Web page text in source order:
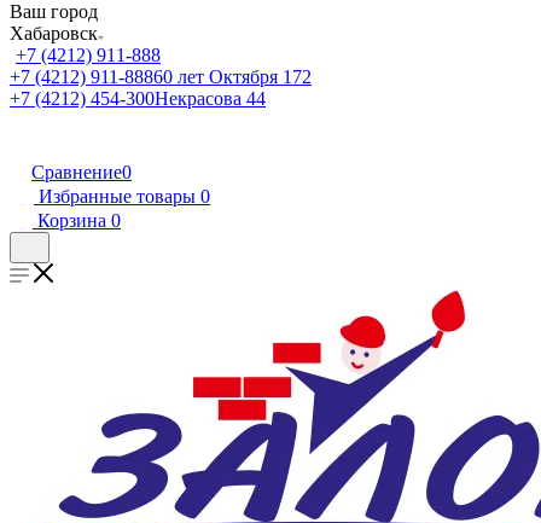
Ваш город
Хабаровск
+7 (4212) 911-888
+7 (4212) 911-88860 лет Октября 172
+7 (4212) 454-300Некрасова 44
Сравнение0
Избранные товары 0
Корзина 0